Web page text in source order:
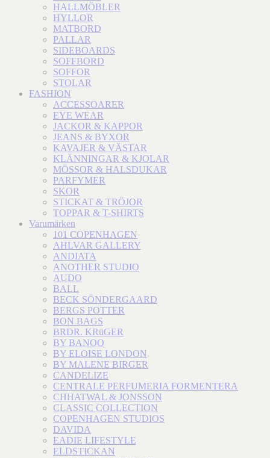
HALLMÖBLER
HYLLOR
MATBORD
PALLAR
SIDEBOARDS
SOFFBORD
SOFFOR
STOLAR
FASHION
ACCESSOARER
EYE WEAR
JACKOR & KAPPOR
JEANS & BYXOR
KAVAJER & VÄSTAR
KLÄNNINGAR & KJOLAR
MÖSSOR & HALSDUKAR
PARFYMER
SKOR
STICKAT & TRÖJOR
TOPPAR & T-SHIRTS
Varumärken
101 COPENHAGEN
AHLVAR GALLERY
ANDIATA
ANOTHER STUDIO
AUDO
BALL
BECK SÖNDERGAARD
BERGS POTTER
BON BAGS
BRDR. KRüGER
BY BANOO
BY ELOISE LONDON
BY MALENE BIRGER
CANDELIZE
CENTRALE PERFUMERIA FORMENTERA
CHHATWAL & JONSSON
CLASSIC COLLECTION
COPENHAGEN STUDIOS
DAVIDA
EADIE LIFESTYLE
ELDSTICKAN